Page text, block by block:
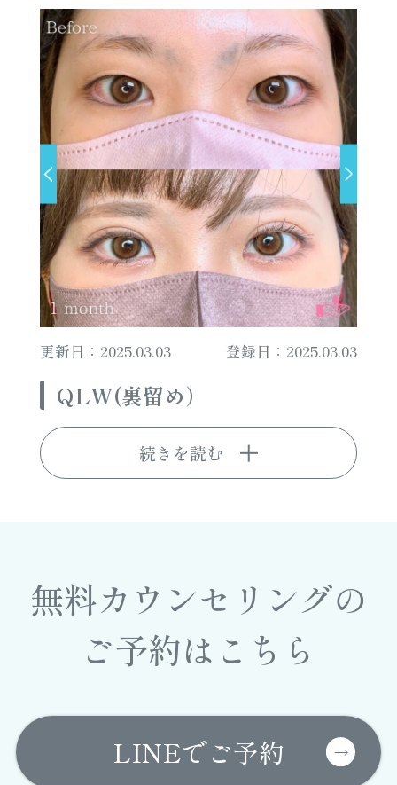
更新日：2025.03.03 登録日：2025.03.03
QLW(裏留め）
続きを読む
無料カウンセリングの
ご予約はこちら
LINEでご予約